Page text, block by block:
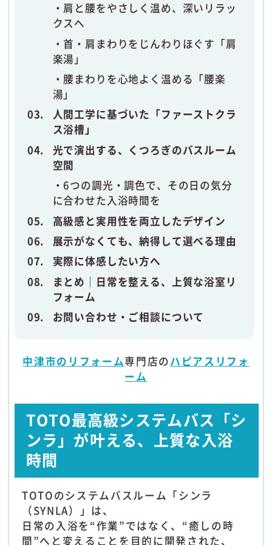
肩と腰をやさしく温め、深いリラッ
クスへ
首・肩まわりをじんわりほぐす「肩
楽湯」
腰まわりを心地よく温める「腰楽
湯」
人間工学に基づいた「ファーストクラ
ス浴槽」
光で演出する、くつろぎのバスルーム
空間
6つの調光・調色で、その日の気分
に合わせた入浴時間を
高級感と実用性を両立したデザイン
展示がなくても、納得して選べる理由
実際に体感したい方へ
まとめ｜日常を整える、上質な浴室リ
フォーム
お問い合わせ・ご相談について
中津市のリフォーム専門店のハピアスリフォ
ーム
TOTO最高級システムバス「シ
ンラ」が叶える、上質な入浴
時間
TOTOのシステムバスルーム「シンラ
（SYNLA）」は、
日常の入浴を“作業”ではなく、“癒しの時
間”へと変えることを目的に開発された、